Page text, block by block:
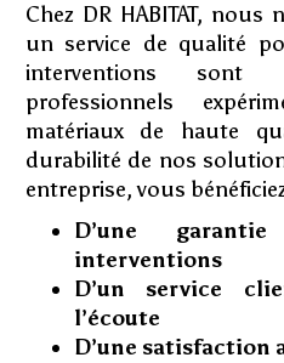
Chez DR HABITAT,
un service de qualité
interventions sont
professionnels
matériaux de haute
durabilité de nos
entreprise, vous
D’une
interventions
D’un service
l’écoute
D’une satisfaction